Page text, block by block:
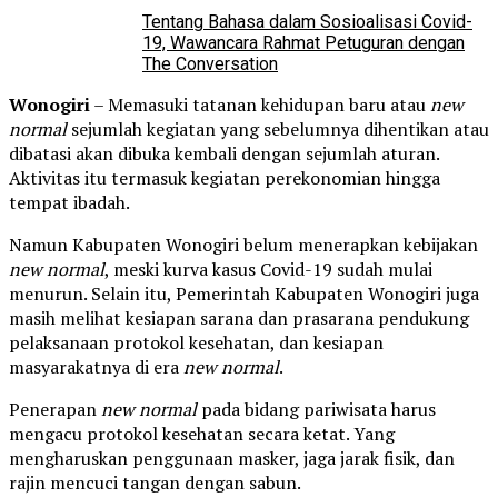
Tentang Bahasa dalam Sosioalisasi Covid-
19, Wawancara Rahmat Petuguran dengan
The Conversation
Wonogiri– Memasuki tatanan kehidupan baru ataunew
normalsejumlah kegiatan yang sebelumnya dihentikan atau
dibatasi akan dibuka kembali dengan sejumlah aturan.
Aktivitas itu termasuk kegiatan perekonomian hingga
tempat ibadah.
Namun Kabupaten Wonogiri belum menerapkan kebijakan
new normal, meski kurva kasus Covid-19 sudah mulai
menurun. Selain itu, Pemerintah Kabupaten Wonogiri juga
masih melihat kesiapan sarana dan prasarana pendukung
pelaksanaan protokol kesehatan, dan kesiapan
masyarakatnya di eranew normal.
Penerapannew normalpada bidang pariwisata harus
mengacu protokol kesehatan secara ketat. Yang
mengharuskan penggunaan masker, jaga jarak fisik, dan
rajin mencuci tangan dengan sabun.